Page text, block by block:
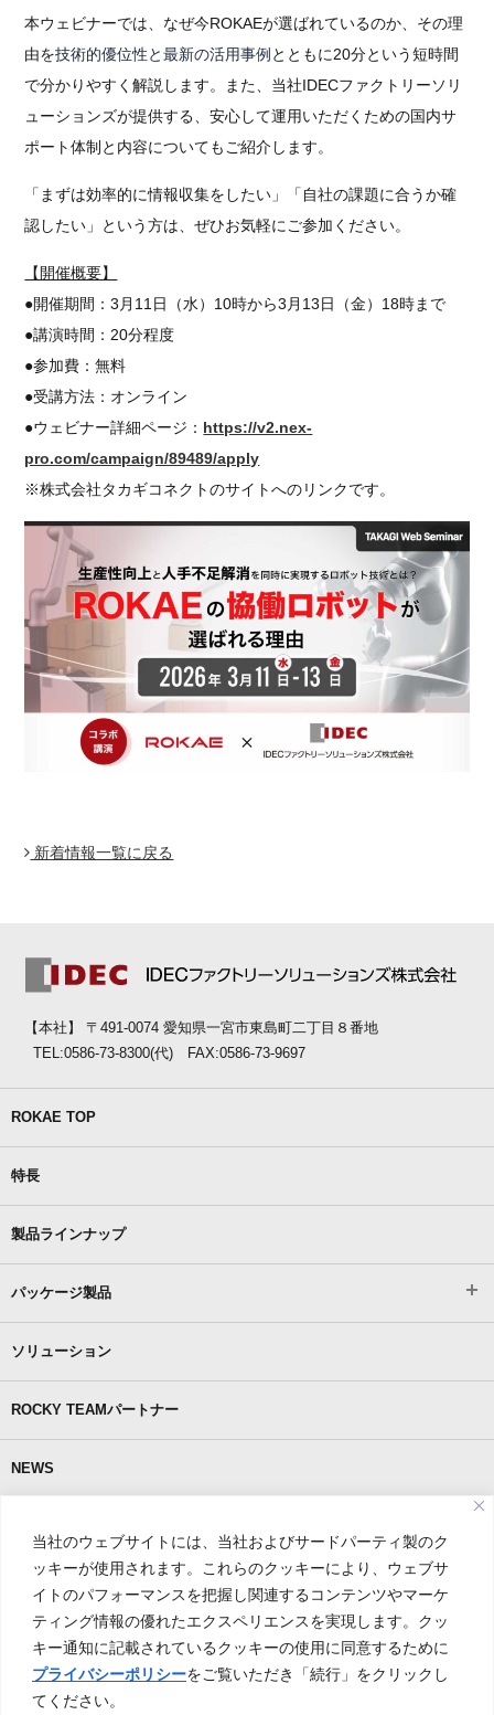
当社のウェブサイトには、当社およびサードパーティ製のク
ッキーが使用されます。これらのクッキーにより、ウェブサ
イトのパフォーマンスを把握し関連するコンテンツやマーケ
ティング情報の優れたエクスペリエンスを実現します。クッ
キー通知に記載されているクッキーの使用に同意するために
プライバシーポリシーをご覧いただき「続行」をクリックし
てください。
本ウェビナーでは、なぜ今ROKAEが選ばれているのか、その理
由を技術的優位性と最新の活用事例 とともに20分という短時間
で分かりやすく解説します。また、当社IDECファクトリーソリ
ューションズが提供する、安心して運用いただくための国内サ
ポート体制と内容についてもご紹介します。
「まずは効率的に情報収集をしたい」「自社の課題に合うか確
認したい」という方は、ぜひお気軽にご参加ください。
【開催概要】
●開催期間：3月11日（水）10時から3月13日（金）18時まで
●講演時間：20分程度
●参加費：無料
●受講方法：オンライン
●ウェビナー詳細ページ： https://v2.nex-
pro.com/campaign/89489/apply
※株式会社タカギコネクトのサイトへのリンクです。
新着情報一覧に戻る
【本社】 〒491-0074 愛知県一宮市東島町二丁目８番地
TEL:0586-73-8300(代) FAX:0586-73-9697
ROKAE TOP
特長
製品ラインナップ
パッケージ製品
ソリューション
ROCKY TEAMパートナー
NEWS
製品カタログダウンロード
パレタイジングパッケージカタログダウンロード
お問い合わせ